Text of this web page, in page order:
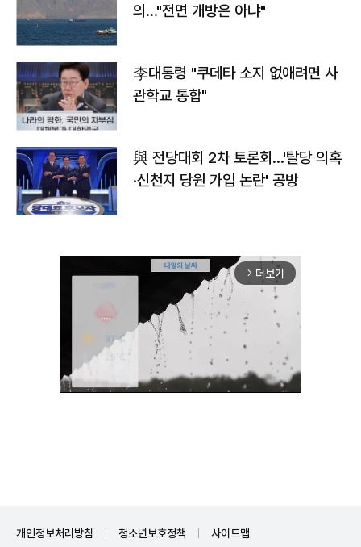
의…"전면 개방은 아냐"
李대통령 "쿠데타 소지 없애려면 사
관학교 통합"
與 전당대회 2차 토론회…'탈당 의혹
·신천지 당원 가입 논란' 공방
arrow_forward_ios 더보기
개인정보처리방침 청소년보호정책 사이트맵